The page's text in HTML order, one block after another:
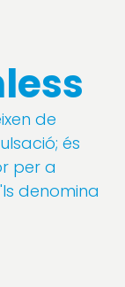
de
és
per a
denomina